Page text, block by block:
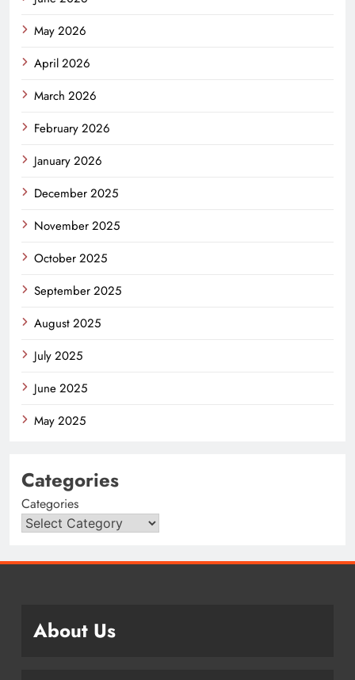
May 2026
April 2026
March 2026
February 2026
January 2026
December 2025
November 2025
October 2025
September 2025
August 2025
July 2025
June 2025
May 2025
Categories
Categories
About Us